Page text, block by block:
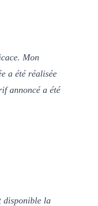
Mon
a été réalisée
annoncé a été
disponible la